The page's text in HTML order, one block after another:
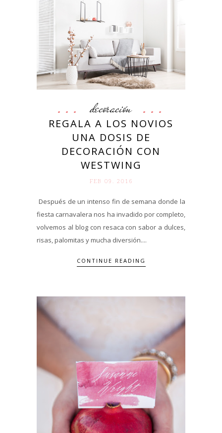
decoración
REGALA A LOS NOVIOS
UNA DOSIS DE
DECORACIÓN CON
WESTWING
FEB 09. 2016
Después de un intenso fin de semana donde la
fiesta carnavalera nos ha invadido por completo,
volvemos al blog con resaca con sabor a dulces,
risas, palomitas y mucha diversión....
CONTINUE READING